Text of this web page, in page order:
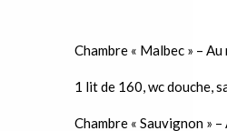
Chambre « Malbec » –
1 lit de 160, wc douche,
Chambre « Sauvignon »